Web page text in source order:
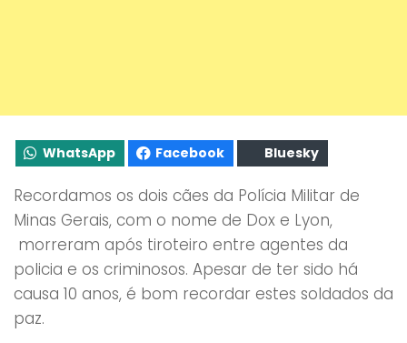
WhatsApp Facebook Bluesky
Recordamos os dois cães da Polícia Militar de
Minas Gerais, com o nome de Dox e Lyon,
morreram após tiroteiro entre agentes da
policia e os criminosos. Apesar de ter sido há
causa 10 anos, é bom recordar estes soldados da
paz.